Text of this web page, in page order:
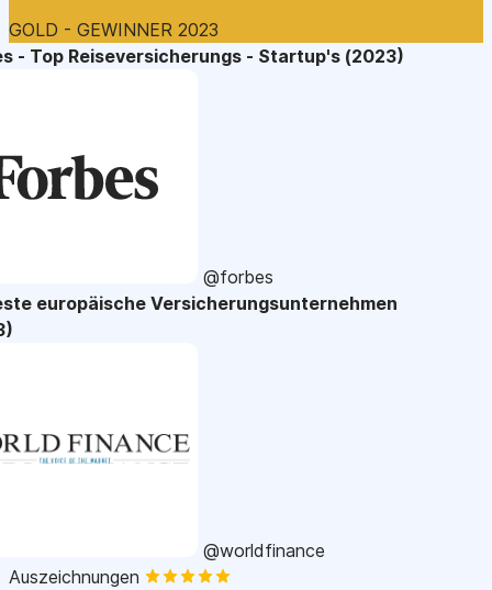
GOLD - GEWINNER 2023
- Top Reiseversicherungs - Startup's (2023)
@forbes
europäische Versicherungsunternehmen
@worldfinance
Auszeichnungen